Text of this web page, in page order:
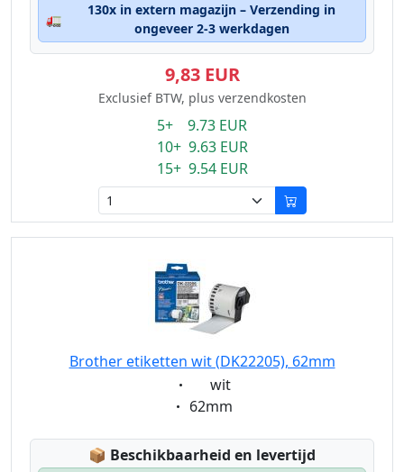
🚛
130x in extern magazijn – Verzending in
ongeveer 2-3 werkdagen
9,83 EUR
Exclusief BTW, plus verzendkosten
5+ 9.73 EUR
10+ 9.63 EUR
15+ 9.54 EUR
Brother etiketten wit (DK22205), 62mm
Eigenschaft:
wit
Eigenschaft:
62mm
📦 Lagerstatus:
Beschikbaarheid en levertijd